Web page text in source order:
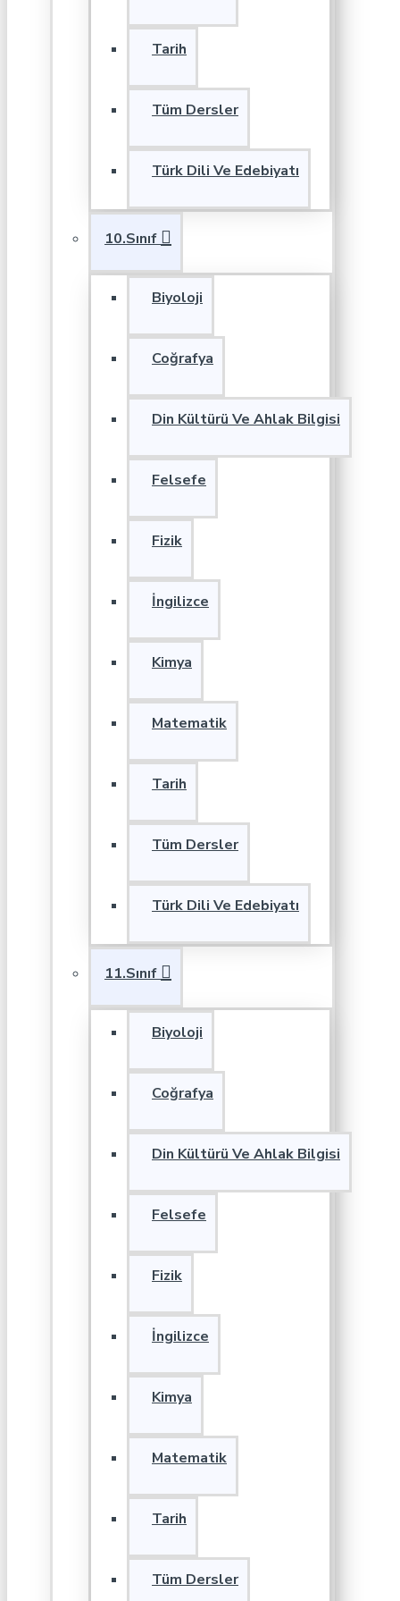
Tarih
Tüm Dersler
Türk Dili Ve Edebiyatı
10.Sınıf
Biyoloji
Coğrafya
Din Kültürü Ve Ahlak Bilgisi
Felsefe
Fizik
İngilizce
Kimya
Matematik
Tarih
Tüm Dersler
Türk Dili Ve Edebiyatı
11.Sınıf
Biyoloji
Coğrafya
Din Kültürü Ve Ahlak Bilgisi
Felsefe
Fizik
İngilizce
Kimya
Matematik
Tarih
Tüm Dersler